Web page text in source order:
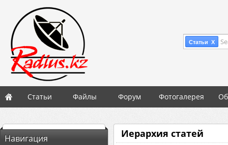
Статьи X
Статьи Файлы Форум Фотогалерея
Навигация
Иерархия статей